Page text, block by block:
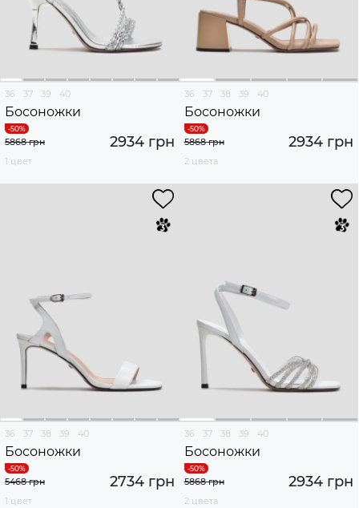
36 37 39 40
Босоножки
2934 грн
5868 грн
1 цвет
36 37 38 39 40
Босоножки
2934 грн
5868 грн
2 цвета
36 37 38 39 40
Босоножки
2734 грн
5468 грн
1 цвет
36 37 38 39 40
Босоножки
2934 грн
5868 грн
2 цвета